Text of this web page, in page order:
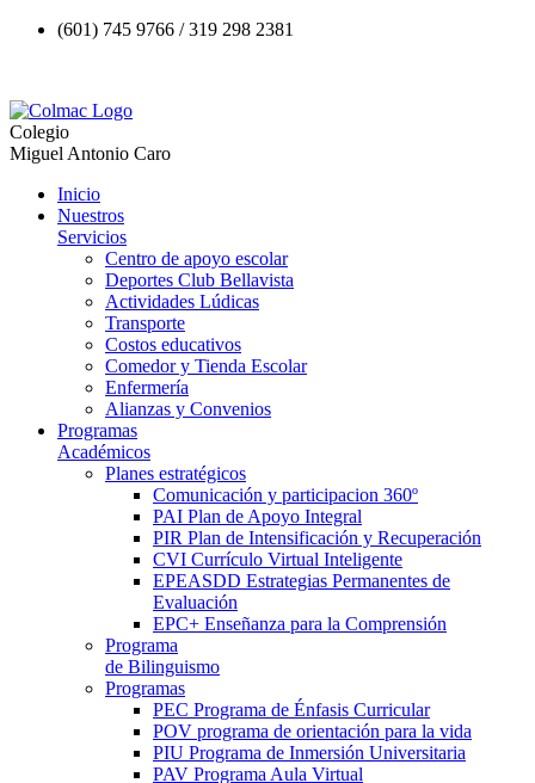
(601) 745 9766 / 319 298 2381
Colegio
Miguel Antonio Caro
Inicio
Nuestros
Servicios
Centro de apoyo escolar
Deportes Club Bellavista
Actividades Lúdicas
Transporte
Costos educativos
Comedor y Tienda Escolar
Enfermería
Alianzas y Convenios
Programas
Académicos
Planes estratégicos
Comunicación y participacion 360º
PAI Plan de Apoyo Integral
PIR Plan de Intensificación y Recuperación
CVI Currículo Virtual Inteligente
EPEASDD Estrategias Permanentes de
Evaluación
EPC+ Enseñanza para la Comprensión
Programa
de Bilinguismo
Programas
PEC Programa de Énfasis Curricular
POV programa de orientación para la vida
PIU Programa de Inmersión Universitaria
PAV Programa Aula Virtual